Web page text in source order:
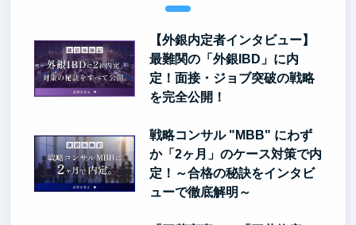
【外銀内定者インタビュー】
最難関の「外銀IBD」に内
定！面接・ジョブ突破の戦略
を完全公開！
戦略コンサル "MBB" にわず
か「2ヶ月」のケース対策で内
定！～合格の秘訣をインタビ
ューで徹底解明～